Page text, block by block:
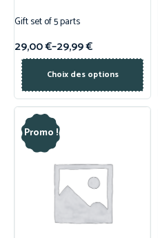
Gift set of 5 parts
29,00€–29,99€
Choix des options
Promo !